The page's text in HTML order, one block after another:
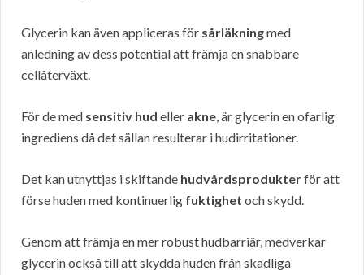
Glycerin kan även appliceras för sårläkningmed
anledning av dess potential att främja en snabbare
cellåterväxt.
För de med sensitiv hud eller akne, är glycerin en ofarlig
ingrediens då det sällan resulterar i hudirritationer.
Det kan utnyttjas i skiftande hudvårdsprodukterför att
förse huden med kontinuerlig fuktighet och skydd.
Genom att främja en mer robust hudbarriär, medverkar
glycerin också till att skydda huden från skadliga